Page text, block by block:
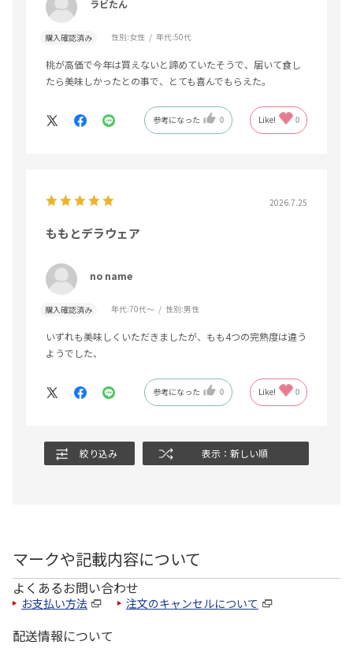
ラビたん
購入確認済み 性別:女性 年代:50代
桃が高価で今年は買えないと諦めていたそうで、届いて食し
たら美味しかったとの事で、とても喜んでもらえた。
参考になった 0 Like! 0
2026.7.25
ももとデラウェア
no name
購入確認済み 年代:70代～ 性別:男性
いずれも美味しくいただきましたが、もも4つの完熟度は違う
ようでした、
参考になった 0 Like! 0
絞り込み 表示：新しい順
マークや記載内容について
よくあるお問い合わせ
お支払い方法 注文のキャンセルについて
配送情報について